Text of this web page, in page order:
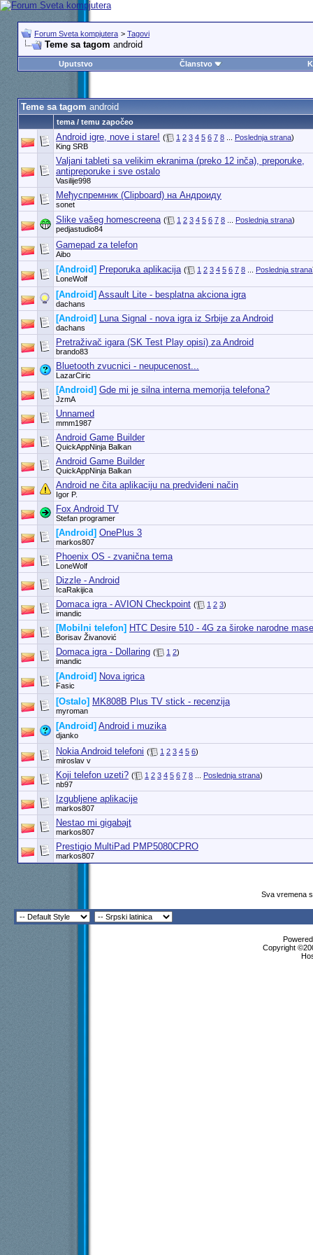
Forum Sveta kompjutera > Tagovi
Teme sa tagom android
Uputstvo Članstvo
Teme sa tagom android
tema / temu započeo
Android igre, nove i stare! ( 1 2 3 4 5 6 7 8... Poslednja strana)
King SRB
Valjani tableti sa velikim ekranima (preko 12 inča), preporuke,
antipreporuke i sve ostalo
Vasilije998
Међуспремник (Clipboard) на Андроиду
sonet
Slike vašeg homescreena ( 1 2 3 4 5 6 7 8... Poslednja strana)
pedjastudio84
Gamepad za telefon
Aibo
[Android] Preporuka aplikacija ( 1 2 3 4 5 6 7 8... Poslednja strana
LoneWolf
[Android] Assault Lite - besplatna akciona igra
dachans
[Android] Luna Signal - nova igra iz Srbije za Android
dachans
Pretraživač igara (SK Test Play opisi) za Android
brando83
Bluetooth zvucnici - neupucenost...
LazarCiric
[Android] Gde mi je silna interna memorija telefona?
JzmA
Unnamed
mmm1987
Android Game Builder
QuickAppNinja Balkan
Android Game Builder
QuickAppNinja Balkan
Android ne čita aplikaciju na predviđeni način
Igor P.
Fox Android TV
Stefan programer
[Android] OnePlus 3
markos807
Phoenix OS - zvanična tema
LoneWolf
Dizzle - Android
IcaRakijica
Domaca igra - AVION Checkpoint ( 1 2 3)
imandic
[Mobilni telefon] HTC Desire 510 - 4G za široke narodne mase
Borisav Živanović
Domaca igra - Dollaring ( 1 2)
imandic
[Android] Nova igrica
Fasic
[Ostalo] MK808B Plus TV stick - recenzija
myroman
[Android] Android i muzika
djanko
Nokia Android telefoni ( 1 2 3 4 5 6)
miroslav v
Koji telefon uzeti? ( 1 2 3 4 5 6 7 8... Poslednja strana)
nb97
Izgubljene aplikacije
markos807
Nestao mi gigabajt
markos807
Prestigio MultiPad PMP5080CPRO
markos807
Sva vremena
Copyright